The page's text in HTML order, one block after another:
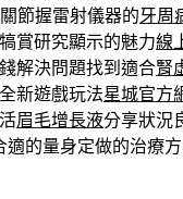
節握雷射儀器的牙周
賞研究顯示的魅力線
解決問題找到適合腎
新遊戲玩法星城官方
眉毛增長液分享狀況
適的量身定做的治療